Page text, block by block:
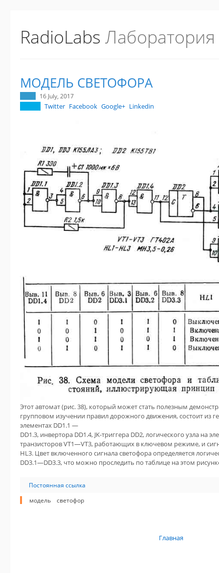
RadioLabs
МОДЕЛЬ СВЕТОФОРА
16 July, 2017
Twitter Facebook Google+ Linkedin
Этот автомат (рис. 38), который может стать полезным
групповом изучении правил дорожного движения, состоит из
элементах DD1.1 —
DD1.3, инвертора DD1.4, JK-триггера DD2, логического узла на
транзисторов VT1—VT3, работающих в ключевом режиме, и
HL3. Цвет включенного сигнала светофора определяется
DD3.1—DD3.3, что можно проследить по таблице на этом
Постоянная ссылка
модель
светофор
Главная